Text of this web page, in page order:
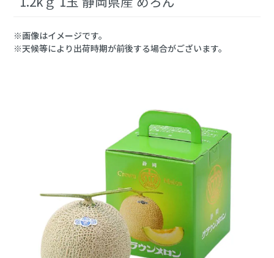
※画像はイメージです。
※天候等により出荷時期が前後する場合がございます。